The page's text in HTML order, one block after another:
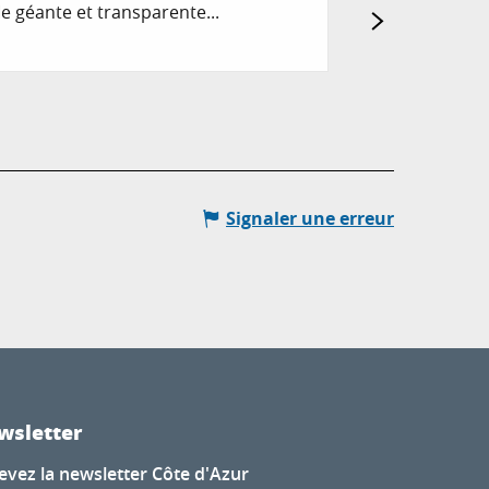
géante et transparente... Bienvenue
Signaler une erreur
la newsletter Côte d'Azur